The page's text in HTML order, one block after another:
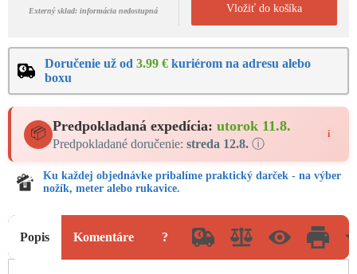
Externý sklad: informácia nedostupná Vložiť do košíka
Doručenie už od 3.99 € kuriérom na adresu alebo
boxu
📦 Predpokladaná expedícia: utorok 11.8.
Predpokladané doručenie: streda 12.8. ⓘ
i
Ku každej objednávke pribalíme praktický darček - na výber
nožík, meter alebo rukavice.
Popis Komentáre ?